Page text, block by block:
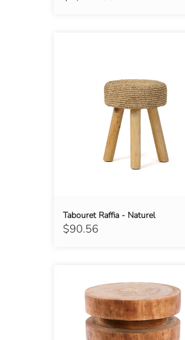
$90.56
Tabouret Raffia - Naturel